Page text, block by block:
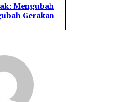
Mengubah
Gerakan